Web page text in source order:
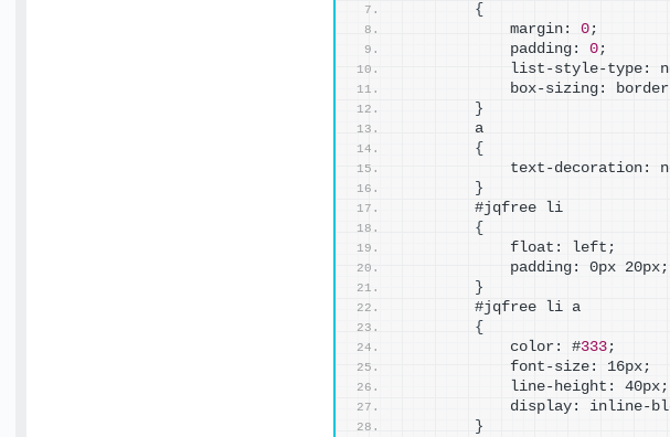
{
            margin:
0;
            padding:
0;
list-style-type:
box-sizing:
}
        a
{
text-decoration:
}
        #jqfree li
{
            float: left;
            padding: 0px 20px;
}
        #jqfree li a
{
            color: #
333;
            font-size: 16px;
            line-height: 40px;
display: inline-
}